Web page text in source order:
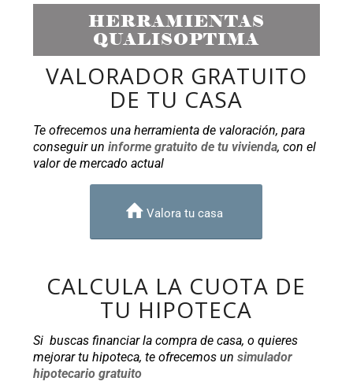
HERRAMIENTAS
QUALISOPTIMA
VALORADOR GRATUITO
DE TU CASA
Te ofrecemos una herramienta de valoración, para
conseguir uninforme gratuito de tu vivienda, con el
valor de mercado actual
Valora tu casa
CALCULA LA CUOTA DE
TU HIPOTECA
Si buscas financiar la compra de casa, o quieres
mejorar tu hipoteca, te ofrecemos unsimulador
hipotecario gratuito